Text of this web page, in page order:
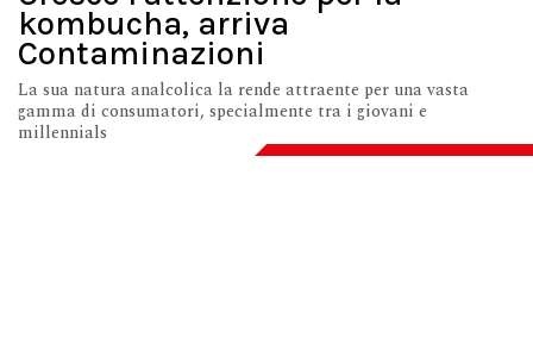
kombucha, arriva
Contaminazioni
La sua natura analcolica la rende attraente per una vasta
gamma di consumatori, specialmente tra i giovani e
millennials